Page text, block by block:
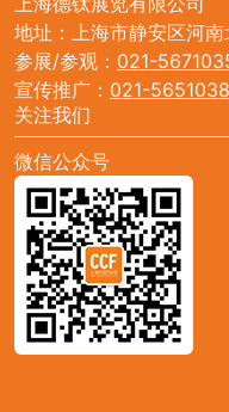
地址：上海市静安区河
参展/参观： 021-
宣传推广： 021-
关注我们
微信公众号